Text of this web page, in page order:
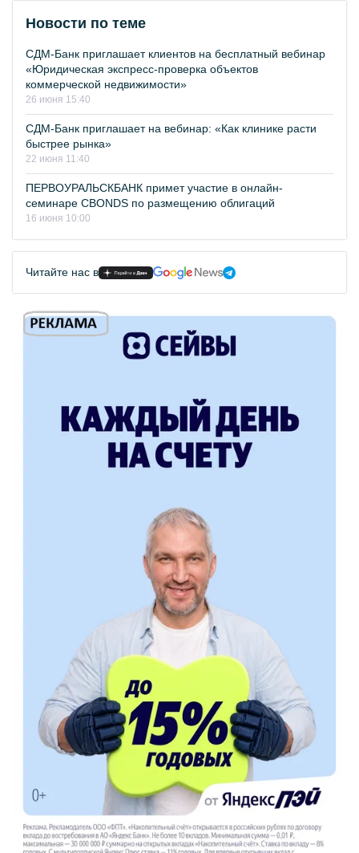
Новости по теме
СДМ-Банк приглашает клиентов на бесплатный вебинар
«Юридическая экспресс-проверка объектов
коммерческой недвижимости»
26 июня 15:40
СДМ-Банк приглашает на вебинар: «Как клинике расти
быстрее рынка»
22 июня 11:40
ПЕРВОУРАЛЬСКБАНК примет участие в онлайн-
семинаре CBONDS по размещению облигаций
16 июня 10:00
Читайте нас в